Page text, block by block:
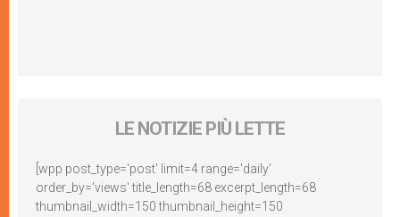
LE NOTIZIE PIÙ LETTE
[wpp post_type='post' limit=4 range='daily'
order_by='views' title_length=68 excerpt_length=68
thumbnail_width=150 thumbnail_height=150